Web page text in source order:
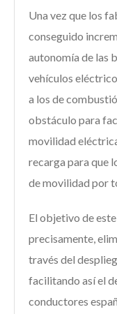
Una vez que los
conseguido
autonomía de las
vehículos
a los de
obstáculo para
movilidad
recarga para que
de movilidad por
El objetivo de este
precisamente,
través del
facilitando así el
conductores